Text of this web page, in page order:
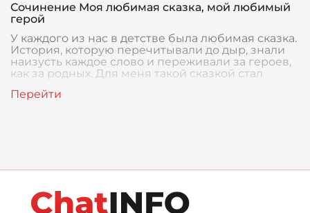
Сочинение Моя любимая сказка, мой любимый
герой
У каждого из нас в детстве была любимая сказка.
История, которую перечитывали до дыр, знали
наизусть каждое слово и переживали за героев,
как за родных. Для меня такой сказкой стал